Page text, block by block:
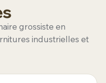
grossiste en
industrielles et